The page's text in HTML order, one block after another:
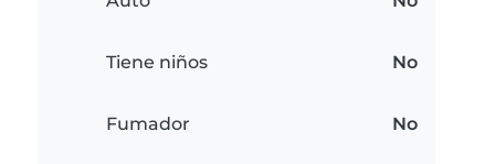
Tiene niños No
Fumador No